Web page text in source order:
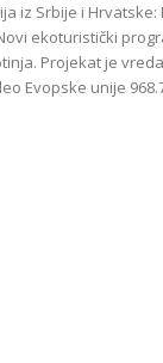
iz Srbije i
ekoturistički
Projekat je
Evopske unije